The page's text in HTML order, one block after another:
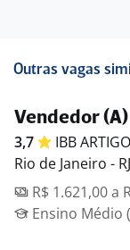
Outras vagas
Vendedor
3,7 IBB
Rio de Janeiro - RJ
R$ 1.621,00 a
Ensino Médio